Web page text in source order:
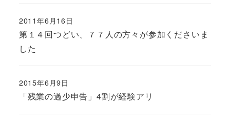
第１４回つどい、７７人の方々が参加くださいま
した
投稿日
2011年6月16日
「残業の過少申告」4割が経験アリ
投稿日
2015年6月9日